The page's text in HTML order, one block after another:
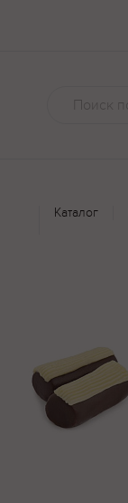
Каталог